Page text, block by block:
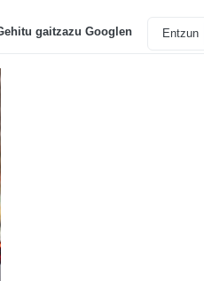
gaitzazu Googlen Entzun